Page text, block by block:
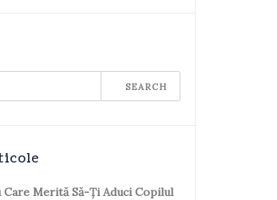
Merită Să-Ți Aduci Copilul